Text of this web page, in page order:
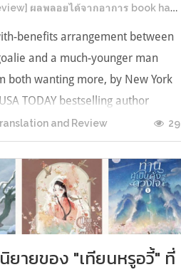
พลอยได้จากอาการ book hangover หลังอ่านสารพัน MM Romance
benefits arrangement between
and a much-younger man
both wanting more, by New York
TODAY bestselling author
เป็นเรื่องลำดับที่ 4ในซีรีส์ Game
เป็นเล่มที่ 4 ที่เราหยิบมาอ่าน ใน
องกับลำดับที่หยิบอ่านก็ตรงกั...
and Review 29
ยายของ "เทียนหรูอวี้" ที่